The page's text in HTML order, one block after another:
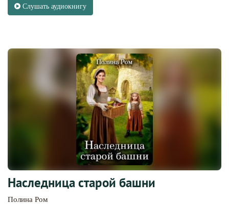
Слушать аудиокнигу
Наследница старой башни
Полина Ром